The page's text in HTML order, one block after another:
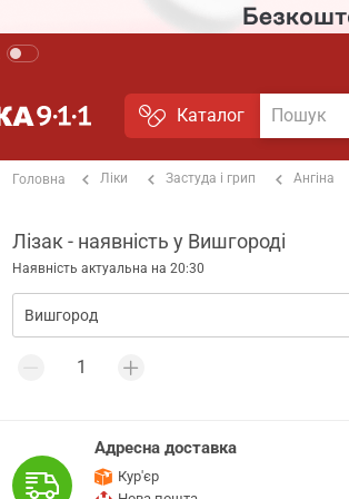
Каталог
Головна Ліки Застуда і грип Ангіна
Лізак - наявність у Вишгороді
Наявність актуальна на 20:30
Адресна доставка
Кур'єр